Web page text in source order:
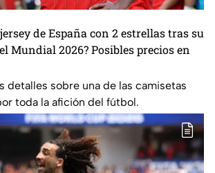
de España con 2 estrellas tras su
Mundial 2026? Posibles precios en
detalles sobre una de las camisetas
toda la afición del fútbol.